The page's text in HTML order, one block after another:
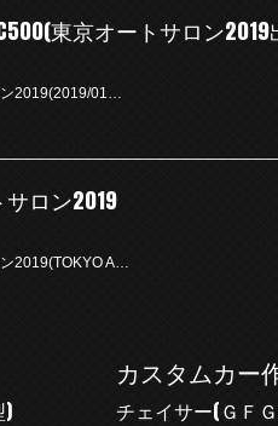
東京オートサロン
2019(2019/01…
ロン2019
2019(TOKYO A…
)
カスタムカー
チェイサー(ＧＦ